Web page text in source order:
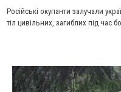
Російські окупанти залучали
тіл цивільних, загиблих під час